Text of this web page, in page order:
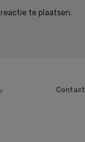
te plaatsen.
Contact